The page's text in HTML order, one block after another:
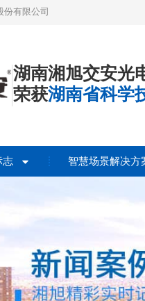
份有限公司
湖南湘旭交安光
荣获湖南省科学
志 智慧场景解决方